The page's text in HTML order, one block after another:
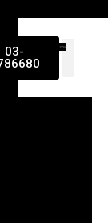
03-
9786680